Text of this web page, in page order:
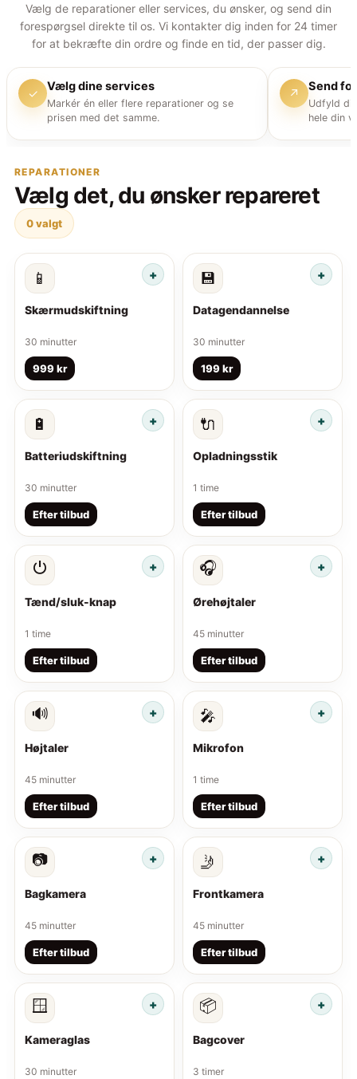
Vælg de reparationer eller services, du ønsker, og send din
forespørgsel direkte til os. Vi kontakter dig inden for 24 timer
for at bekræfte din ordre og finde en tid, der passer dig.
✓ Vælg dine services
Markér én eller flere reparationer og se
prisen med det samme.
↗ Send
Udfyld
hele din
REPARATIONER
Vælg det, du ønsker repareret
0valgt
📱
Skærmudskiftning
30 minutter
999 kr
💾
Datagendannelse
30 minutter
199 kr
🔋
Batteriudskiftning
30 minutter
Efter tilbud
🔌
Opladningsstik
1 time
Efter tilbud
⏻
Tænd/sluk-knap
1 time
Efter tilbud
🎧
Ørehøjtaler
45 minutter
Efter tilbud
🔊
Højtaler
45 minutter
Efter tilbud
🎤
Mikrofon
1 time
Efter tilbud
📷
Bagkamera
45 minutter
Efter tilbud
🤳
Frontkamera
45 minutter
Efter tilbud
🪟
Kameraglas
30 minutter
📦
Bagcover
3 timer